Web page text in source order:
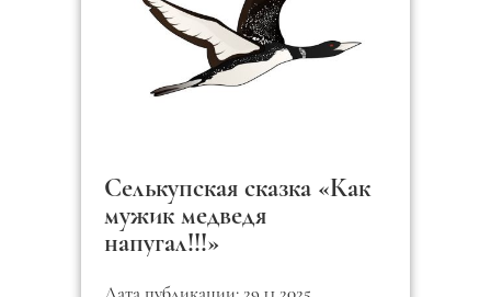
Селькупская сказка «Как
мужик медведя
напугал!!!»